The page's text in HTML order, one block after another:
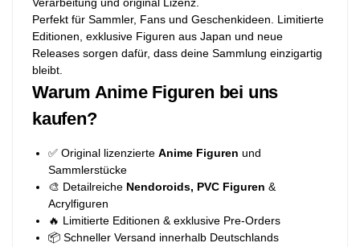
Perfekt für Sammler, Fans und Geschenkideen. Limitierte
Editionen, exklusive Figuren aus Japan und neue
Releases sorgen dafür, dass deine Sammlung einzigartig
bleibt.
Warum Anime Figuren bei uns
kaufen?
✅ Original lizenzierte Anime Figuren und
Sammlerstücke
🎨 Detailreiche Nendoroids, PVC Figuren &
Acrylfiguren
🔥 Limitierte Editionen & exklusive Pre-Orders
📦 Schneller Versand innerhalb Deutschlands